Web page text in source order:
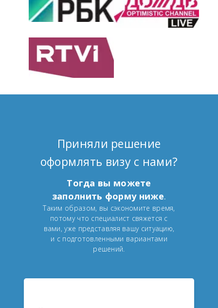
Приняли решение
оформлять визу с нами?
Тогда вы можете
заполнить форму ниже.
Таким образом, вы сэкономите время,
потому что специалист свяжется с
вами, уже представляя вашу ситуацию,
и с подготовленными вариантами
решений.